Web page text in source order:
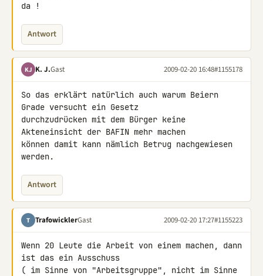
da !
Antwort
KJ K. J.Gast 2009-02-20 16:48#1155178
So das erklärt natürlich auch warum Beiern
Grade versucht ein Gesetz
durchzudrücken mit dem Bürger keine
Akteneinsicht der BAFIN mehr machen
können damit kann nämlich Betrug nachgewiesen
werden.
Antwort
T TrafowicklerGast 2009-02-20 17:27#1155223
Wenn 20 Leute die Arbeit von einem machen, dann
ist das ein Ausschuss
( im Sinne von "Arbeitsgruppe", nicht im Sinne